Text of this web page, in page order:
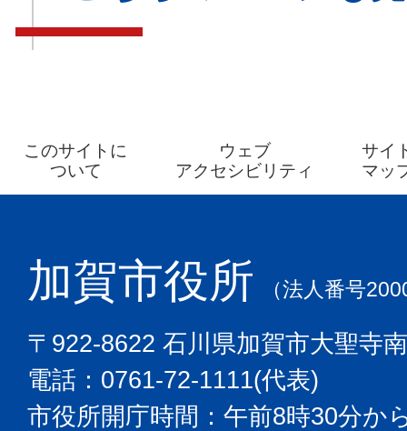
このサイトに
ついて
ウェブ
アクセシビリティ
サイ
マッ
加賀市役所 （法人番号
〒922-8622 石川県加賀市大聖寺
電話：0761-72-1111(代表)
市役所開庁時間：午前8時30分か